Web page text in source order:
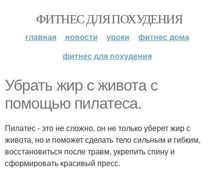
ФИТНЕС ДЛЯ ПОХУДЕНИЯ
главная новости уроки
фитнес дома
фитнес для похудения
Убрать жир с живота с
помощью пилатеса.
Пилатес - это не сложно, он не только уберет жир с
живота, но и поможет сделать тело сильным и гибким,
восстановиться после травм, укрепить спину и
сформировать красивый пресс.